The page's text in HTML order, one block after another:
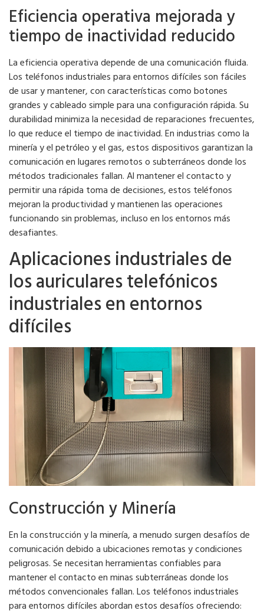
Eficiencia operativa mejorada y
tiempo de inactividad reducido
La eficiencia operativa depende de una comunicación fluida.
Los teléfonos industriales para entornos difíciles son fáciles
de usar y mantener, con características como botones
grandes y cableado simple para una configuración rápida. Su
durabilidad minimiza la necesidad de reparaciones frecuentes,
lo que reduce el tiempo de inactividad. En industrias como la
minería y el petróleo y el gas, estos dispositivos garantizan la
comunicación en lugares remotos o subterráneos donde los
métodos tradicionales fallan. Al mantener el contacto y
permitir una rápida toma de decisiones, estos teléfonos
mejoran la productividad y mantienen las operaciones
funcionando sin problemas, incluso en los entornos más
desafiantes.
Aplicaciones industriales de
los auriculares telefónicos
industriales en entornos
difíciles
Construcción y Minería
En la construcción y la minería, a menudo surgen desafíos de
comunicación debido a ubicaciones remotas y condiciones
peligrosas. Se necesitan herramientas confiables para
mantener el contacto en minas subterráneas donde los
métodos convencionales fallan. Los teléfonos industriales
para entornos difíciles abordan estos desafíos ofreciendo: